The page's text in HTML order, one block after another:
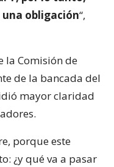
una obligación“,
la Comisión de
de la bancada del
mayor claridad
porque este
¿y qué va a pasar